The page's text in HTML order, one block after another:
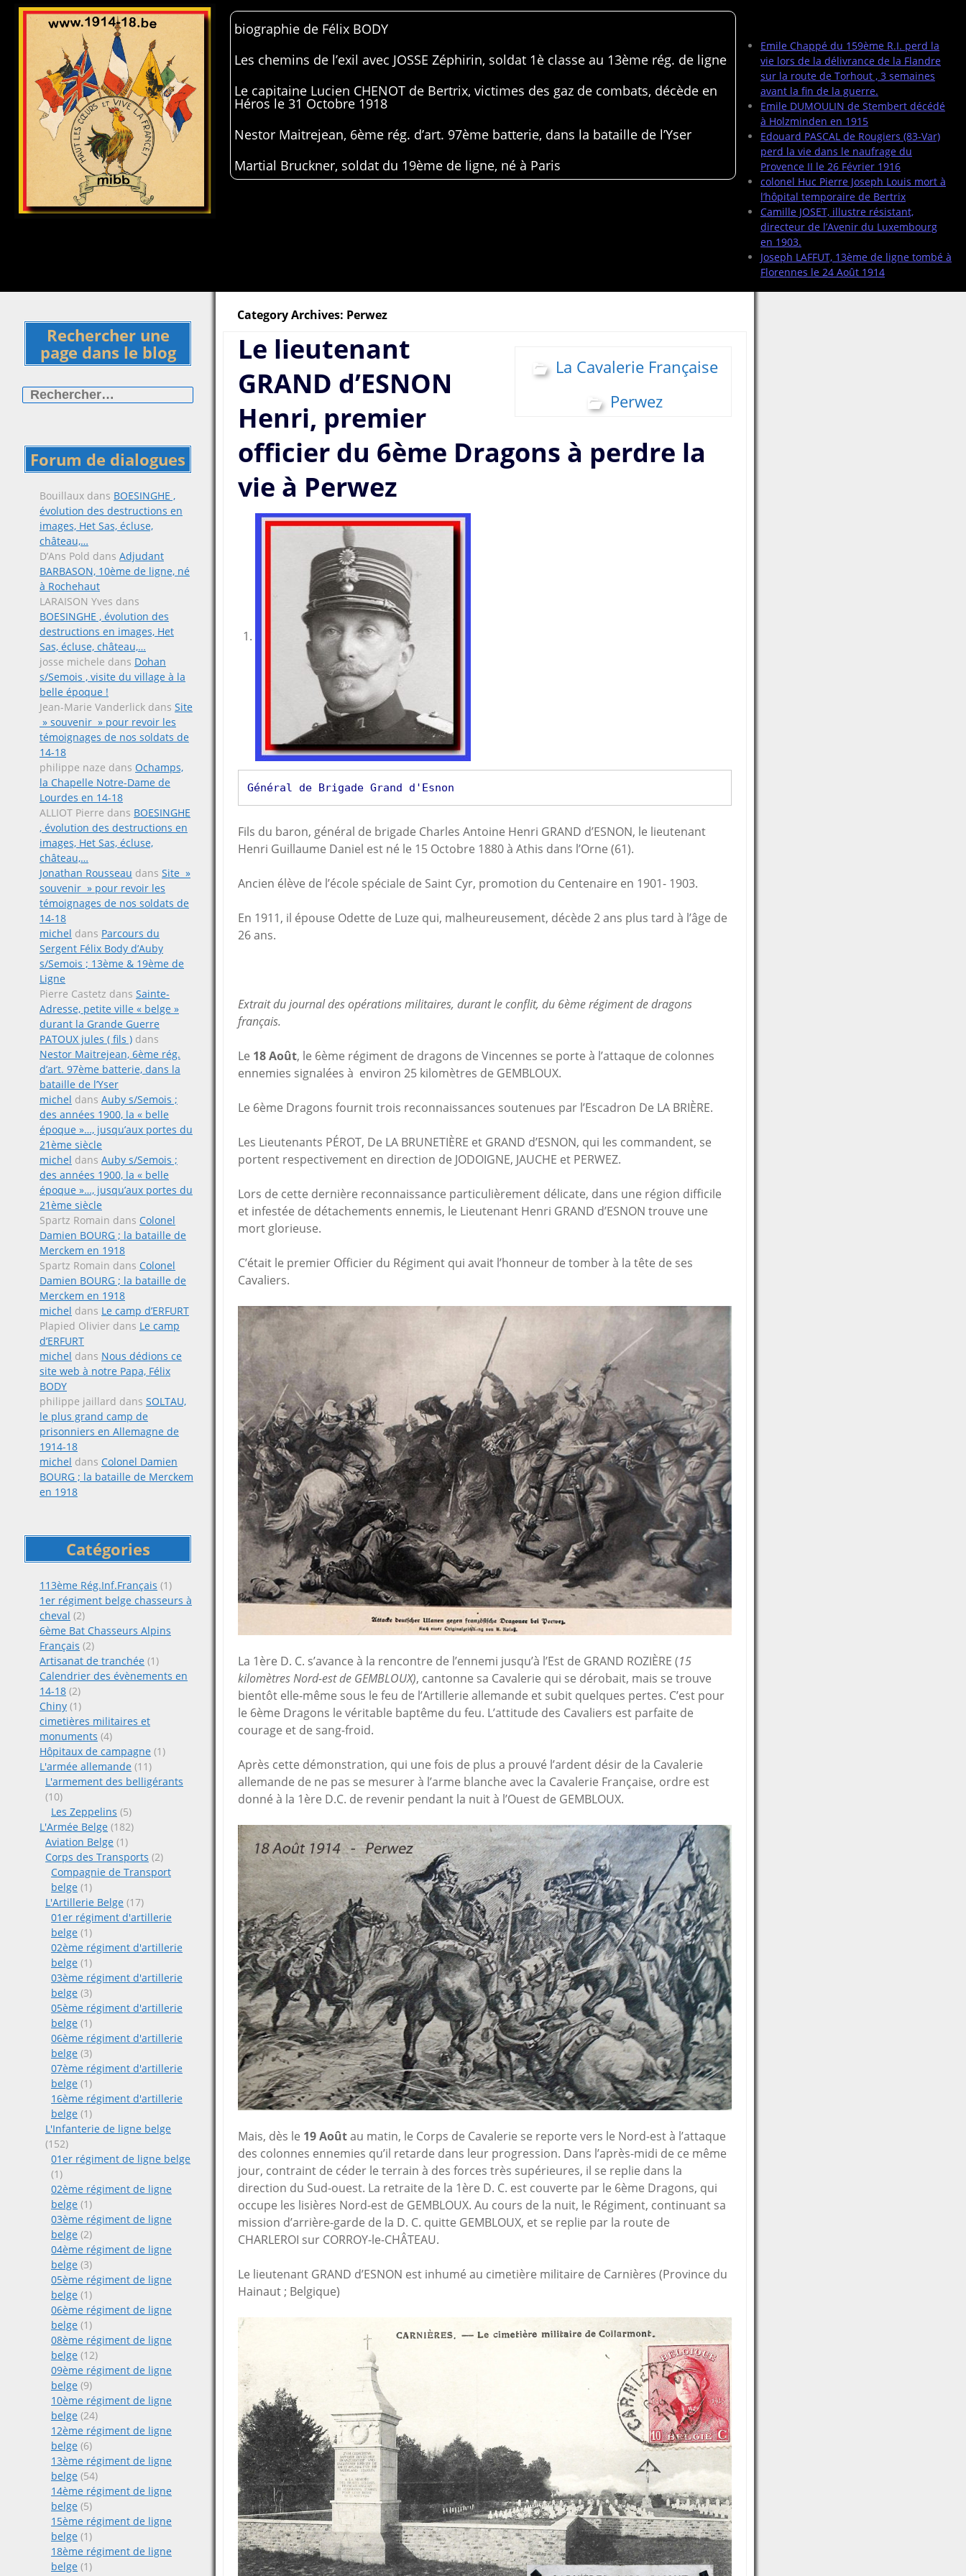
Emile Chappé du 159ème R.I. perd la
vie lors de la délivrance de la Flandre
sur la route de Torhout , 3 semaines
avant la fin de la guerre.
Emile DUMOULIN de Stembert décédé
à Holzminden en 1915
Edouard PASCAL de Rougiers (83-Var)
perd la vie dans le naufrage du
Provence II le 26 Février 1916
colonel Huc Pierre Joseph Louis mort à
l’hôpital temporaire de Bertrix
Camille JOSET, illustre résistant,
directeur de l’Avenir du Luxembourg
en 1903.
Joseph LAFFUT, 13ème de ligne tombé à
Florennes le 24 Août 1914
biographie de Félix BODY
Les chemins de l’exil avec JOSSE Zéphirin, soldat 1è classe au 13ème rég. de ligne
Le capitaine Lucien CHENOT de Bertrix, victimes des gaz de combats, décède en
Héros le 31 Octobre 1918
Nestor Maitrejean, 6ème rég. d’art. 97ème batterie, dans la bataille de l’Yser
Martial Bruckner, soldat du 19ème de ligne, né à Paris
Rechercher une
page dans le blog
Forum de dialogues
Bouillaux dans BOESINGHE ,
évolution des destructions en
images, Het Sas, écluse,
château,…
D’Ans Pold dans Adjudant
BARBASON, 10ème de ligne, né
à Rochehaut
LARAISON Yves dans
BOESINGHE , évolution des
destructions en images, Het
Sas, écluse, château,…
josse michele dans Dohan
s/Semois , visite du village à la
belle époque !
Jean-Marie Vanderlick dans Site
» souvenir » pour revoir les
témoignages de nos soldats de
14-18
philippe naze dans Ochamps,
la Chapelle Notre-Dame de
Lourdes en 14-18
ALLIOT Pierre dans BOESINGHE
, évolution des destructions en
images, Het Sas, écluse,
château,…
Jonathan Rousseau dans Site »
souvenir » pour revoir les
témoignages de nos soldats de
14-18
michel dans Parcours du
Sergent Félix Body d’Auby
s/Semois ; 13ème & 19ème de
Ligne
Pierre Castetz dans Sainte-
Adresse, petite ville « belge »
durant la Grande Guerre
PATOUX jules ( fils ) dans
Nestor Maitrejean, 6ème rég.
d’art. 97ème batterie, dans la
bataille de l’Yser
michel dans Auby s/Semois ;
des années 1900, la « belle
époque »…, jusqu’aux portes du
21ème siècle
michel dans Auby s/Semois ;
des années 1900, la « belle
époque »…, jusqu’aux portes du
21ème siècle
Spartz Romain dans Colonel
Damien BOURG ; la bataille de
Merckem en 1918
Spartz Romain dans Colonel
Damien BOURG ; la bataille de
Merckem en 1918
michel dans Le camp d’ERFURT
Plapied Olivier dans Le camp
d’ERFURT
michel dans Nous dédions ce
site web à notre Papa, Félix
BODY
philippe jaillard dans SOLTAU,
le plus grand camp de
prisonniers en Allemagne de
1914-18
michel dans Colonel Damien
BOURG ; la bataille de Merckem
en 1918
Catégories
113ème Rég.Inf.Français (1)
1er régiment belge chasseurs à
cheval (2)
6ème Bat Chasseurs Alpins
Français (2)
Artisanat de tranchée (1)
Calendrier des évènements en
14-18 (2)
Chiny (1)
cimetières militaires et
monuments (4)
Hôpitaux de campagne (1)
L'armée allemande (11)
L'armement des belligérants
(10)
Les Zeppelins (5)
L'Armée Belge (182)
Aviation Belge (1)
Corps des Transports (2)
Compagnie de Transport
belge (1)
L'Artillerie Belge (17)
01er régiment d'artillerie
belge (1)
02ème régiment d'artillerie
belge (1)
03ème régiment d'artillerie
belge (3)
05ème régiment d'artillerie
belge (1)
06ème régiment d'artillerie
belge (3)
07ème régiment d'artillerie
belge (1)
16ème régiment d'artillerie
belge (1)
L'Infanterie de ligne belge
(152)
01er régiment de ligne belge
(1)
02ème régiment de ligne
belge (1)
03ème régiment de ligne
belge (2)
04ème régiment de ligne
belge (3)
05ème régiment de ligne
belge (1)
06ème régiment de ligne
belge (1)
08ème régiment de ligne
belge (12)
09ème régiment de ligne
belge (9)
10ème régiment de ligne
belge (24)
12ème régiment de ligne
belge (6)
13ème régiment de ligne
belge (54)
14ème régiment de ligne
belge (5)
15ème régiment de ligne
belge (1)
18ème régiment de ligne
belge (1)
Category Archives: Perwez
La Cavalerie Française
Perwez
Le lieutenant
GRAND d’ESNON
Henri, premier
officier du 6ème Dragons à perdre la
vie à Perwez
Général de Brigade Grand d'Esnon
Fils du baron, général de brigade Charles Antoine Henri GRAND d’ESNON, le lieutenant
Henri Guillaume Daniel est né le 15 Octobre 1880 à Athis dans l’Orne (61).
Ancien élève de l’école spéciale de Saint Cyr, promotion du Centenaire en 1901- 1903.
En 1911, il épouse Odette de Luze qui, malheureusement, décède 2 ans plus tard à l’âge de
26 ans.
Extrait du journal des opérations militaires, durant le conflit, du 6ème régiment de dragons
français.
Le 18 Août, le 6ème régiment de dragons de Vincennes se porte à l’attaque de colonnes
ennemies signalées à environ 25 kilomètres de GEMBLOUX.
Le 6ème Dragons fournit trois reconnaissances soutenues par l’Escadron De LA BRIÈRE.
Les Lieutenants PÉROT, De LA BRUNETIÈRE et GRAND d’ESNON, qui les commandent, se
portent respectivement en direction de JODOIGNE, JAUCHE et PERWEZ.
Lors de cette dernière reconnaissance particulièrement délicate, dans une région difficile
et infestée de détachements ennemis, le Lieutenant Henri GRAND d’ESNON trouve une
mort glorieuse.
C’était le premier Officier du Régiment qui avait l’honneur de tomber à la tête de ses
Cavaliers.
La 1ère D. C. s’avance à la rencontre de l’ennemi jusqu’à l’Est de GRAND ROZIÈRE (15
kilomètres Nord-est de GEMBLOUX), cantonne sa Cavalerie qui se dérobait, mais se trouve
bientôt elle-même sous le feu de l’Artillerie allemande et subit quelques pertes. C’est pour
le 6ème Dragons le véritable baptême du feu. L’attitude des Cavaliers est parfaite de
courage et de sang-froid.
Après cette démonstration, qui une fois de plus a prouvé l’ardent désir de la Cavalerie
allemande de ne pas se mesurer à l’arme blanche avec la Cavalerie Française, ordre est
donné à la 1ère D.C. de revenir pendant la nuit à l’Ouest de GEMBLOUX.
Mais, dès le 19 Aoûtau matin, le Corps de Cavalerie se reporte vers le Nord-est à l’attaque
des colonnes ennemies qu’il retarde dans leur progression. Dans l’après-midi de ce même
jour, contraint de céder le terrain à des forces très supérieures, il se replie dans la
direction du Sud-ouest. La retraite de la 1ère D. C. est couverte par le 6ème Dragons, qui
occupe les lisières Nord-est de GEMBLOUX. Au cours de la nuit, le Régiment, continuant sa
mission d’arrière-garde de la D. C. quitte GEMBLOUX, et se replie par la route de
CHARLEROI sur CORROY-le-CHÂTEAU.
Le lieutenant GRAND d’ESNON est inhumé au cimetière militaire de Carnières (Province du
Hainaut ; Belgique)